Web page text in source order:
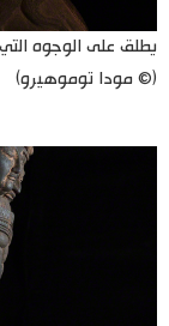
يطلق على الوجوه
(© مودا توموهيرو)